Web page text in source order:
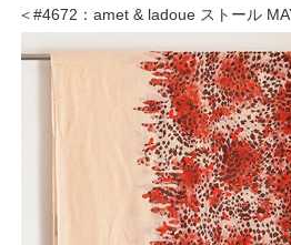
＜#4672：amet & ladoue ストール